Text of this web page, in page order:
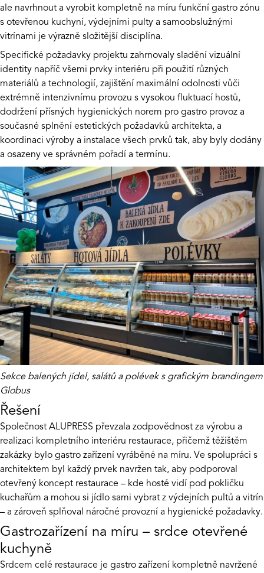
ale navrhnout a vyrobit kompletně na míru funkční gastro zónu
s otevřenou kuchyní, výdejními pulty a samoobslužnými
vitrínami je výrazně složitější disciplína.
Specifické požadavky projektu zahrnovaly sladění vizuální
identity napříč všemi prvky interiéru při použití různých
materiálů a technologií, zajištění maximální odolnosti vůči
extrémně intenzivnímu provozu s vysokou fluktuací hostů,
dodržení přísných hygienických norem pro gastro provoz a
současné splnění estetických požadavků architekta, a
koordinaci výroby a instalace všech prvků tak, aby byly dodány
a osazeny ve správném pořadí a termínu.
Sekce balených jídel, salátů a polévek s grafickým brandingem
Globus
Řešení
Společnost ALUPRESS převzala zodpovědnost za výrobu a
realizaci kompletního interiéru restaurace, přičemž těžištěm
zakázky bylo gastro zařízení vyráběné na míru. Ve spolupráci s
architektem byl každý prvek navržen tak, aby podporoval
otevřený koncept restaurace – kde hosté vidí pod pokličku
kuchařům a mohou si jídlo sami vybrat z výdejních pultů a vitrín
– a zároveň splňoval náročné provozní a hygienické požadavky.
Gastrozařízení na míru – srdce otevřené
kuchyně
Srdcem celé restaurace je gastro zařízení kompletně navržené